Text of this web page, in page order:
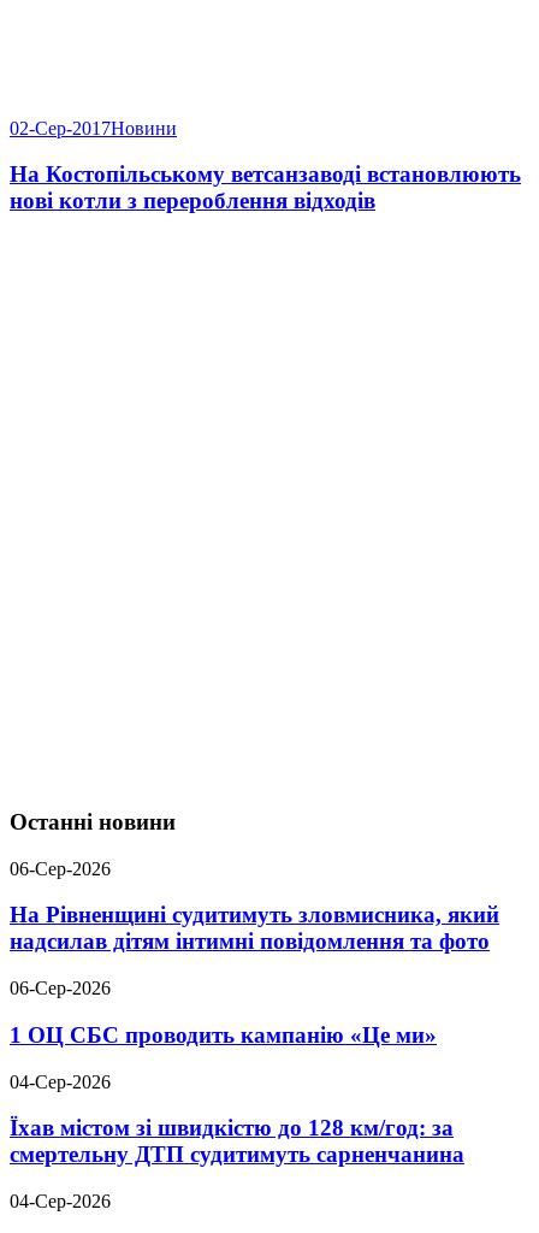
02-Сер-2017Новини
На Костопільському ветсанзаводі встановлюють
нові котли з перероблення відходів
Останні новини
06-Сер-2026
На Рівненщині судитимуть зловмисника, який
надсилав дітям інтимні повідомлення та фото
06-Сер-2026
1 ОЦ СБС проводить кампанію «Це ми»
04-Сер-2026
Їхав містом зі швидкістю до 128 км/год: за
смертельну ДТП судитимуть сарненчанина
04-Сер-2026